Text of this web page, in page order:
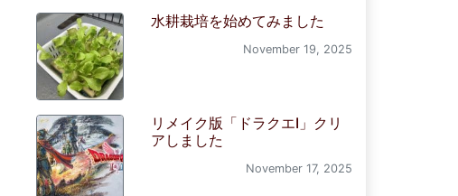
水耕栽培を始めてみました
November 19, 2025
リメイク版「ドラクエI」クリ
アしました
November 17, 2025